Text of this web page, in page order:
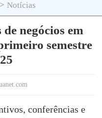
>Notícias
negócios em
semestre
conferências e